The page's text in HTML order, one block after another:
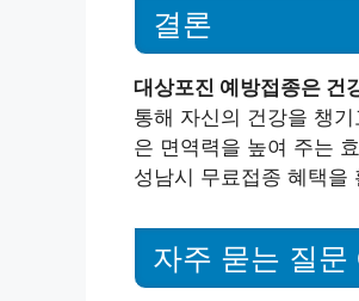
결론
대상포진 예방접종은 건
통해 자신의 건강을 챙
은 면역력을 높여 주는
성남시 무료접종 혜택을
자주 묻는 질문